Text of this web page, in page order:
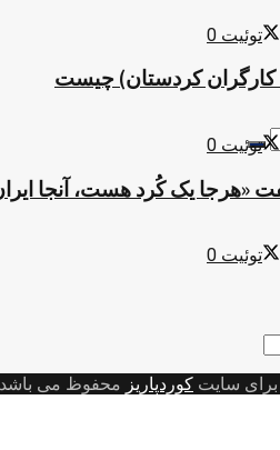
توئیت 0
کردستان) چیست
توئیت 0
«هرجا یک کُرد هست، آنجا
توئیت 0
سایت کوردپاریز محفوظ می